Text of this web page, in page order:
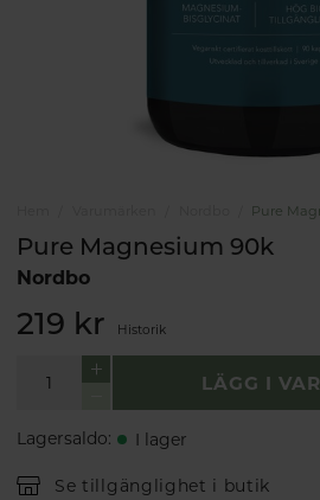
Pure
Pure Magnesium 90k
Nordbo
219 kr Historik
LÄGG I
Lagersaldo: I lager
Se tillgänglighet i butik